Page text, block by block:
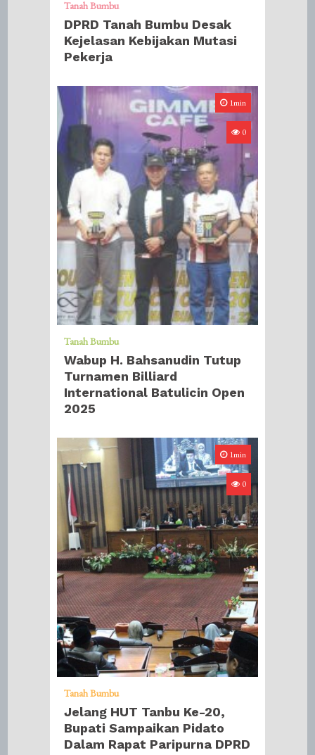
Tanah Bumbu
DPRD Tanah Bumbu Desak
Kejelasan Kebijakan Mutasi
Pekerja
1min
0
Tanah Bumbu
Wabup H. Bahsanudin Tutup
Turnamen Billiard
International Batulicin Open
2025
1min
0
Tanah Bumbu
Jelang HUT Tanbu Ke-20,
Bupati Sampaikan Pidato
Dalam Rapat Paripurna DPRD